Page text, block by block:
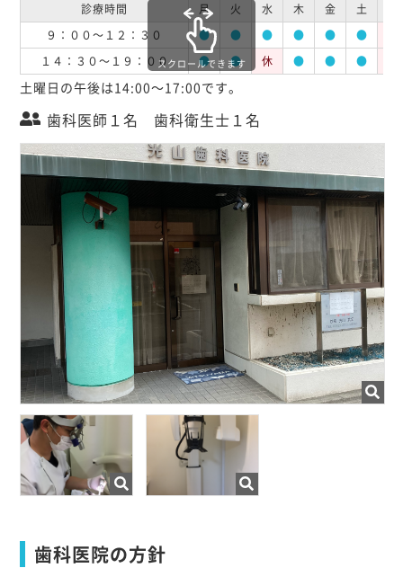
診療時間 月 火 水 木 金 土
９：００～１２：３０
● ● ● ● ● ●
１４：３０～１９：００
● ● 休 ● ● ●
スクロールできます
土曜日の午後は14:00～17:00です。
歯科医師１名 歯科衛生士１名
歯科医院の方針